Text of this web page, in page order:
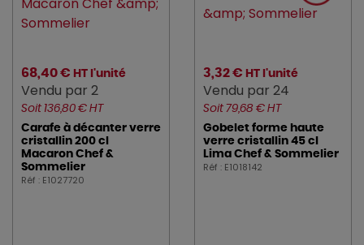
68,40 € HT l'unité
Vendu par 2
Soit 136,80 € HT
Carafe à décanter verre
cristallin 200 cl
Macaron Chef &
Sommelier
Réf : E1027720
3,32 € HT l'unité
Vendu par 24
Soit 79,68 € HT
Gobelet forme haute
verre cristallin 45 cl
Lima Chef & Sommelier
Réf : E1018142